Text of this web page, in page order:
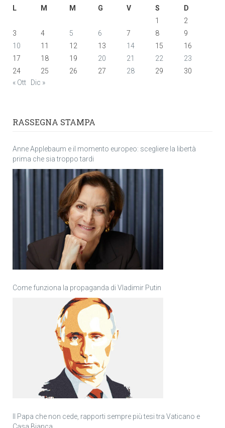
L
M M G V S
D
1
2
3
4 5 6 7 8
9
10
11 12 13 14 15
16
17
18 19 20 21 22
23
24
25 26 27 28 29
30
« Ott
Dic »
RASSEGNA STAMPA
Anne Applebaum e il momento europeo: scegliere la libertà
prima che sia troppo tardi
Come funziona la propaganda di Vladimir Putin
Il Papa che non cede, rapporti sempre più tesi tra Vaticano e